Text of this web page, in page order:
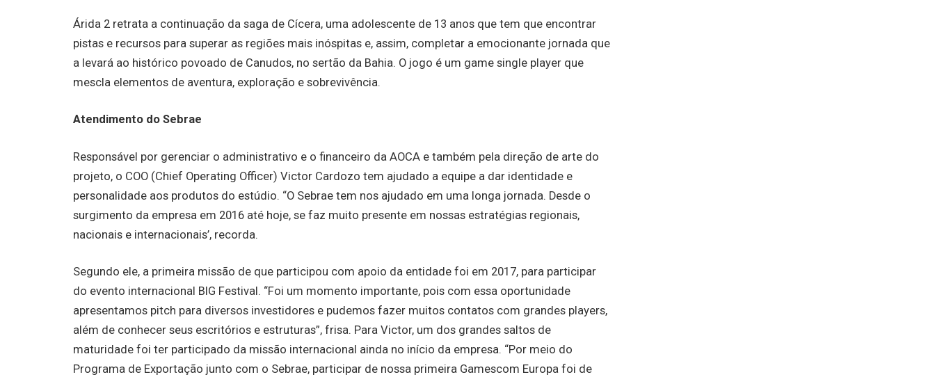
Árida 2 retrata a continuação da saga de Cícera, uma adolescente de 13 anos que tem que encontrar
pistas e recursos para superar as regiões mais inóspitas e, assim, completar a emocionante jornada que
a levará ao histórico povoado de Canudos, no sertão da Bahia. O jogo é um game single player que
mescla elementos de aventura, exploração e sobrevivência.
Atendimento do Sebrae
Responsável por gerenciar o administrativo e o financeiro da AOCA e também pela direção de arte do
projeto, o COO (Chief Operating Officer) Victor Cardozo tem ajudado a equipe a dar identidade e
personalidade aos produtos do estúdio. “O Sebrae tem nos ajudado em uma longa jornada. Desde o
surgimento da empresa em 2016 até hoje, se faz muito presente em nossas estratégias regionais,
nacionais e internacionais’, recorda.
Segundo ele, a primeira missão de que participou com apoio da entidade foi em 2017, para participar
do evento internacional BIG Festival. “Foi um momento importante, pois com essa oportunidade
apresentamos pitch para diversos investidores e pudemos fazer muitos contatos com grandes players,
além de conhecer seus escritórios e estruturas”, frisa. Para Victor, um dos grandes saltos de
maturidade foi ter participado da missão internacional ainda no início da empresa. “Por meio do
Programa de Exportação junto com o Sebrae, participar de nossa primeira Gamescom Europa foi de